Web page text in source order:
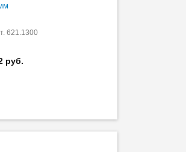
621.1300
руб.